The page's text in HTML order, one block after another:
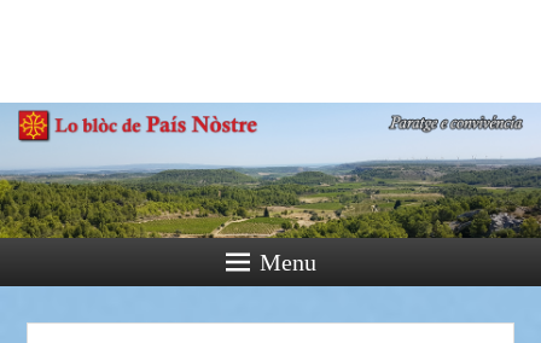
Paratge e Convivència
Menu